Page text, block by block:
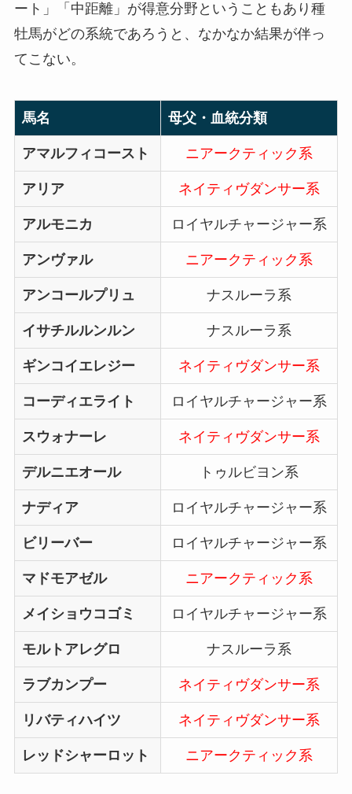
ート」「中距離」が得意分野ということもあり種
牡馬がどの系統であろうと、なかなか結果が伴っ
てこない。
馬名 母父・血統分類
アマルフィコースト ニアークティック系
アリア ネイティヴダンサー系
アルモニカ ロイヤルチャージャー系
アンヴァル ニアークティック系
アンコールプリュ ナスルーラ系
イサチルルンルン ナスルーラ系
ギンコイエレジー ネイティヴダンサー系
コーディエライト ロイヤルチャージャー系
スウォナーレ ネイティヴダンサー系
デルニエオール トゥルビヨン系
ナディア ロイヤルチャージャー系
ビリーバー ロイヤルチャージャー系
マドモアゼル ニアークティック系
メイショウコゴミ ロイヤルチャージャー系
モルトアレグロ ナスルーラ系
ラブカンプー ネイティヴダンサー系
リバティハイツ ネイティヴダンサー系
レッドシャーロット ニアークティック系